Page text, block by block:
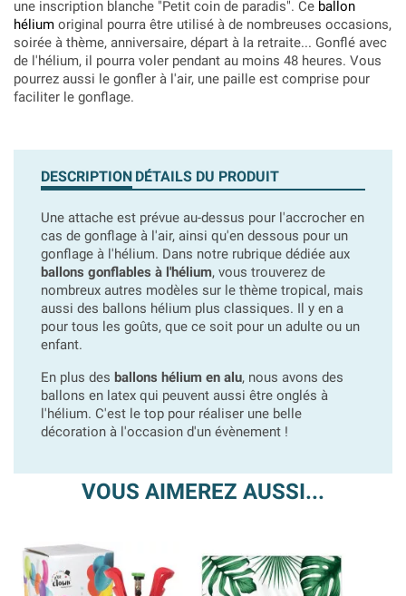
une inscription blanche "Petit coin de paradis". Ce ballon
hélium original pourra être utilisé à de nombreuses occasions,
soirée à thème, anniversaire, départ à la retraite... Gonflé avec
de l'hélium, il pourra voler pendant au moins 48 heures. Vous
pourrez aussi le gonfler à l'air, une paille est comprise pour
faciliter le gonflage.
DESCRIPTION DÉTAILS DU PRODUIT
Une attache est prévue au-dessus pour l'accrocher en
cas de gonflage à l'air, ainsi qu'en dessous pour un
gonflage à l'hélium. Dans notre rubrique dédiée aux
ballons gonflables à l'hélium, vous trouverez de
nombreux autres modèles sur le thème tropical, mais
aussi des ballons hélium plus classiques. Il y en a
pour tous les goûts, que ce soit pour un adulte ou un
enfant.
En plus des ballons hélium en alu, nous avons des
ballons en latex qui peuvent aussi être onglés à
l'hélium. C'est le top pour réaliser une belle
décoration à l'occasion d'un évènement !
VOUS AIMEREZ AUSSI...